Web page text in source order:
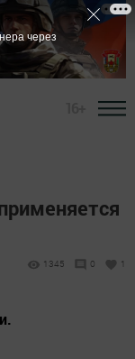
1345 0 1
через